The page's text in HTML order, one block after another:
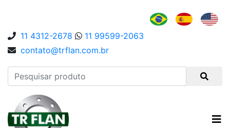
11 4312-2678
11 99599-2063
contato@trflan.com.br